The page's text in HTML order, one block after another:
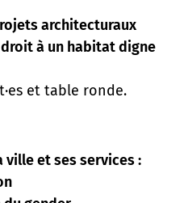
architecturaux
à un habitat digne
et table ronde.
ville et ses services :